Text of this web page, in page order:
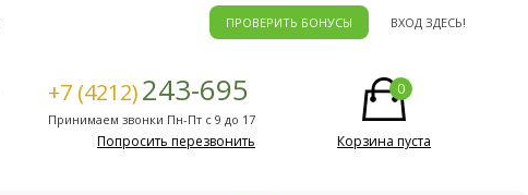
ПРОВЕРИТЬ БОНУСЫ ВХОД ЗДЕСЬ!
+7 (4212)243-695
Принимаем звонки Пн-Пт с 9 до 17
Попросить перезвонить
0
Корзина пуста